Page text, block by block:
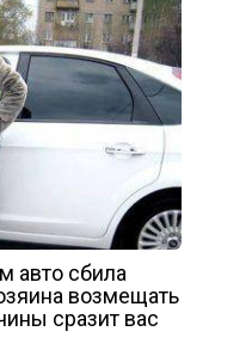
авто сбила
возмещать
сразит вас